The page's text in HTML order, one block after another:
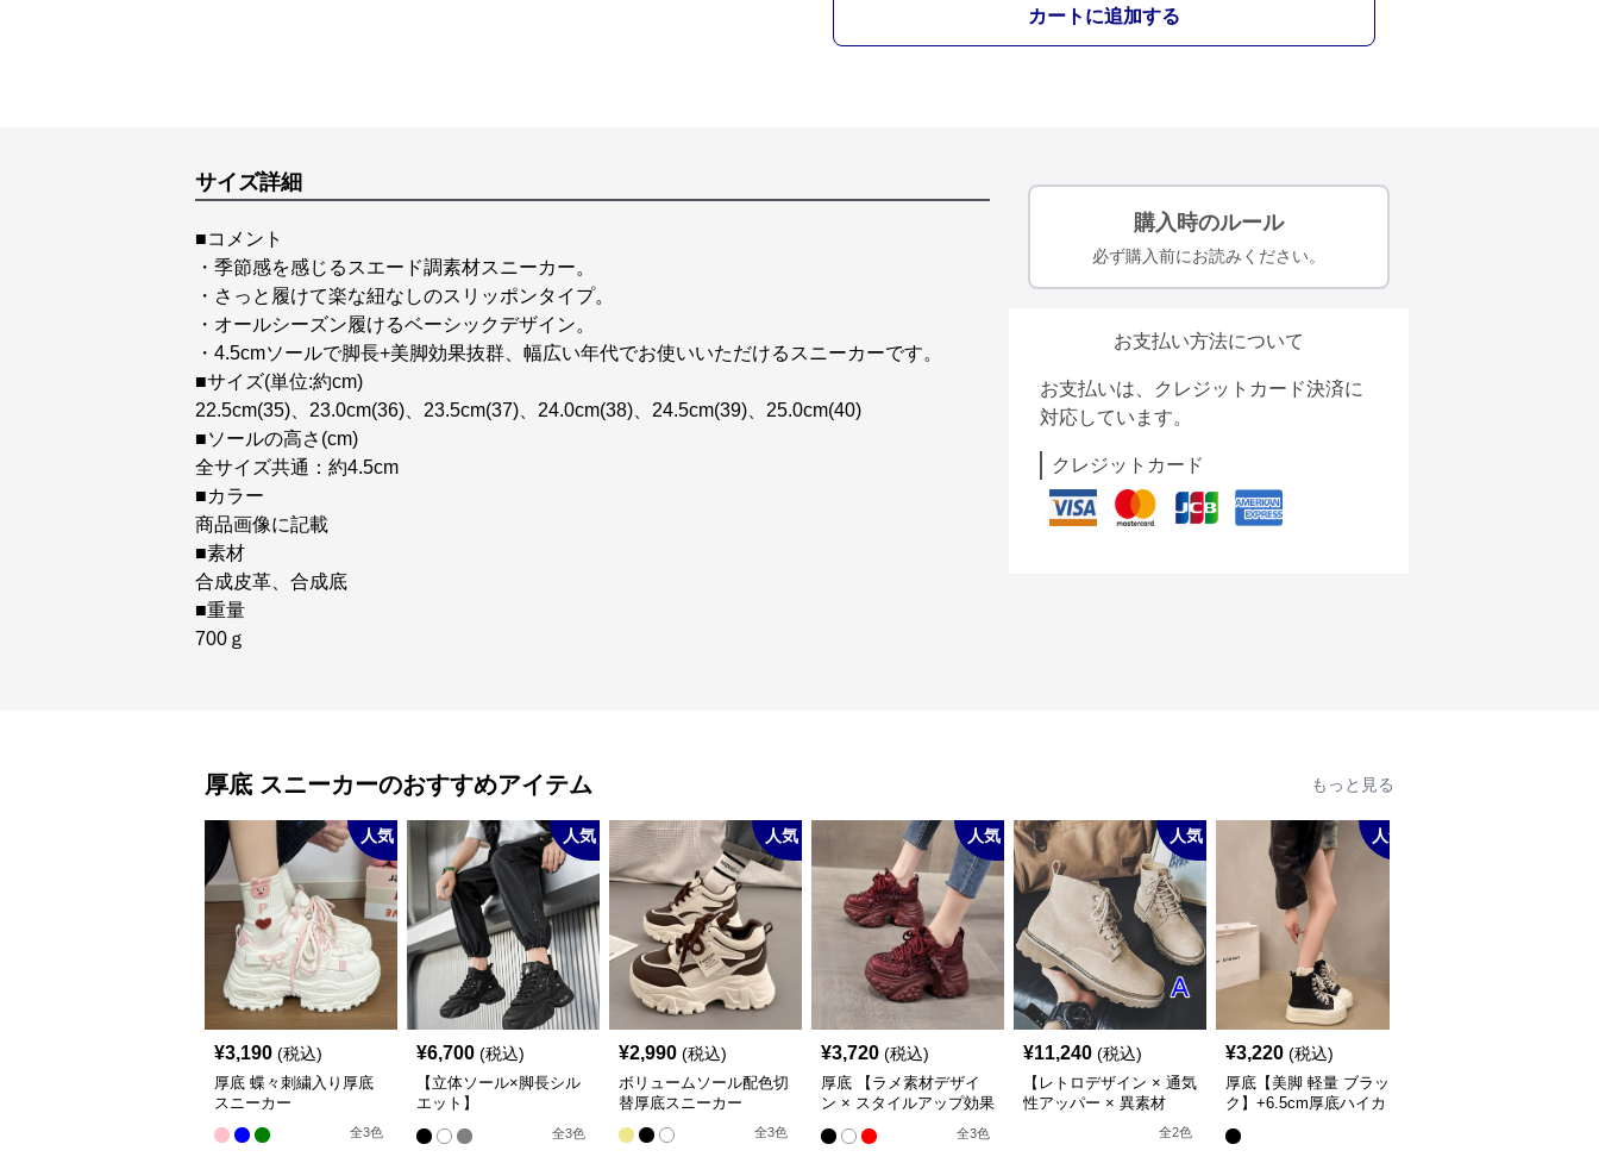
カートに追加する
サイズ詳細
■コメント
・季節感を感じるスエード調素材スニーカー。
・さっと履けて楽な紐なしのスリッポンタイプ。
・オールシーズン履けるベーシックデザイン。
・4.5cmソールで脚長+美脚効果抜群、幅広い年代でお使いいただけるスニーカーです。
■サイズ(単位:約cm)
22.5cm(35)、23.0cm(36)、23.5cm(37)、24.0cm(38)、24.5cm(39)、25.0cm(40)
■ソールの高さ(cm)
全サイズ共通：約4.5cm
■カラー
商品画像に記載
■素材
合成皮革、合成底
■重量
700ｇ
購入時のルール
必ず購入前にお読みください。
お支払い方法について
お支払いは、クレジットカード決済に
対応しています。
クレジットカード
厚底 スニーカーのおすすめアイテム もっと見る
人気
¥3,190 (税込)
厚底 蝶々刺繍入り厚底
スニーカー
全3色
人気
¥6,700 (税込)
【立体ソール×脚長シル
エット】
12cm/10cm/8cm/6cm厚
底 ボリュームソール立
全3色
人気
¥2,990 (税込)
ボリュームソール配色切
替厚底スニーカー
全3色
人気
¥3,720 (税込)
厚底 【ラメ素材デザイ
ン × スタイルアップ効果
× カジュアル系】厚底デ
ザインスニーカー
全3色
人気
¥11,240 (税込)
【レトロデザイン × 通気
性アッパー × 異素材
MIX】+5.5cm厚底 メン
ズハイカットブーツ
全2色
人気
¥3,220 (税込)
厚底【美脚 軽量 ブラッ
ク】+6.5cm厚底ハイカ